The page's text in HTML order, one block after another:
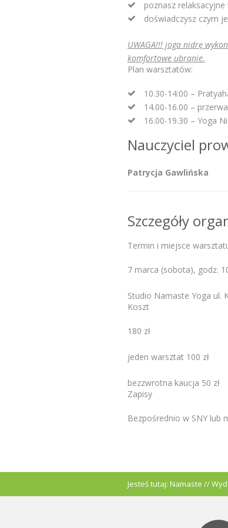
poznasz
doświadczysz czym
UWAGA!!! joga nidrę
komfortowe ubranie.
Plan warsztatów:
10.30-14:00 –
14.00-16.00 –
16.00-19.30 – Yoga
Nauczyciel
Patrycja Gawlińska
Szczegóły
Termin i miejsce
7 marca (sobota), godz.
Studio Namaste Yoga ul.
Koszt
180 zł
jeden warsztat 100 zł
bezzwrotna kaucja 50 zł
Zapisy
Bezpośrednio w SNY lub
Jesteś tutaj: Namaste //